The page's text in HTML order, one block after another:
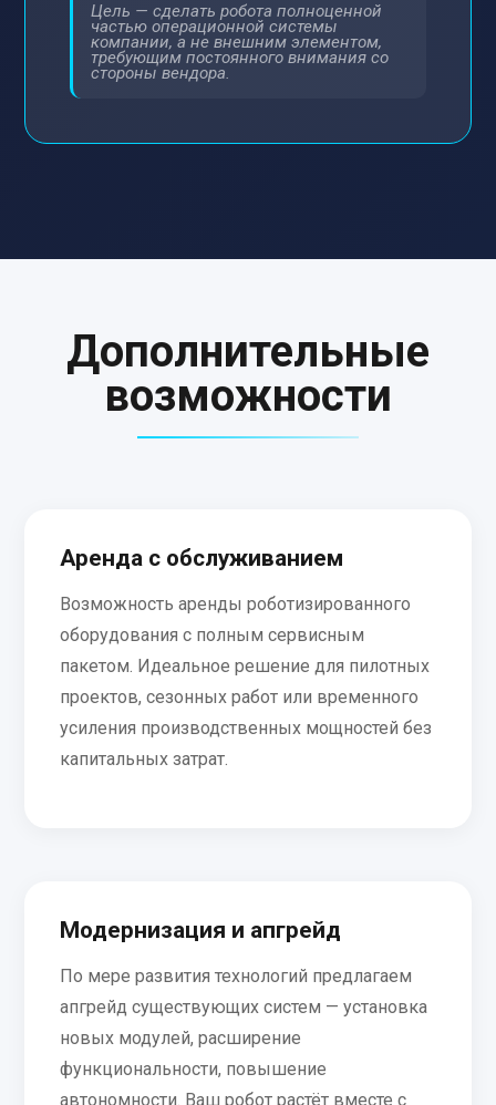
Цель — сделать робота полноценной
частью операционной системы
компании, а не внешним элементом,
требующим постоянного внимания со
стороны вендора.
Дополнительные
возможности
Аренда с обслуживанием
Возможность аренды роботизированного
оборудования с полным сервисным
пакетом. Идеальное решение для пилотных
проектов, сезонных работ или временного
усиления производственных мощностей без
капитальных затрат.
Модернизация и апгрейд
По мере развития технологий предлагаем
апгрейд существующих систем — установка
новых модулей, расширение
функциональности, повышение
автономности. Ваш робот растёт вместе с